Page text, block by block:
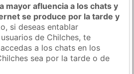
mayor afluencia a los chats y
se produce por la tarde y
si deseas entablar
de Chilches, te
a los chats en los
sea por la tarde o de